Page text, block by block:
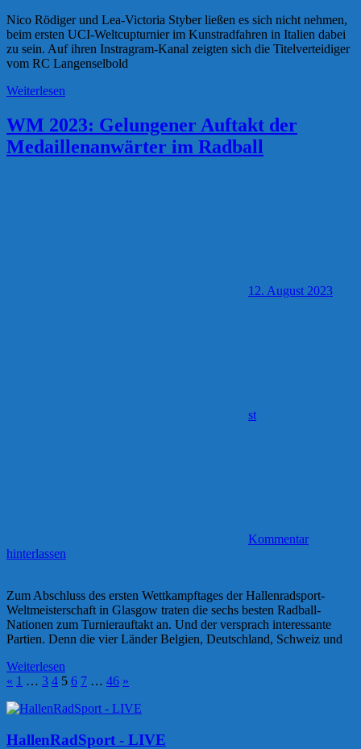
Nico Rödiger und Lea-Victoria Styber ließen es sich nicht nehmen,
beim ersten UCI-Weltcupturnier im Kunstradfahren in Italien dabei
zu sein. Auf ihren Instragram-Kanal zeigten sich die Titelverteidiger
vom RC Langenselbold
Weiterlesen
WM 2023: Gelungener Auftakt der
Medaillenanwärter im Radball
12. August 2023
st
Kommentar
hinterlassen
Zum Abschluss des ersten Wettkampftages der Hallenradsport-
Weltmeisterschaft in Glasgow traten die sechs besten Radball-
Nationen zum Turnierauftakt an. Und der versprach interessante
Partien. Denn die vier Länder Belgien, Deutschland, Schweiz und
Weiterlesen
Posts
pagination
« Vorherige
1 … 3 4 5 6 7 … 46 Nächste
»
HallenRadSport - LIVE